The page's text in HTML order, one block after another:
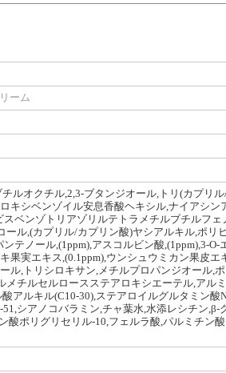
ーム
ルオクチル,2,3-ブタンジオール,トリ(カプリ
キシベンゾイル安息香酸ヘキシル,ナイアシン
ベンゾトリアゾリルテトラメチルブチルフ
ル,(カプリル/カプリン酸)ヤシアルキル,ポリ
テノール,(1ppm),アスコルビン酸,(1ppm),3-
果実エキス,(0.1ppm),ウンシュウミカン果皮エ
ル,トリシロキサン,メチルプロパンジオール,
チルセルロースステアロキシエーテル,アル
アルキル(C10-30),ステアロイルグルタミン酸
シアノコバラミン,チャ葉水,水添レシチン
酸ポリグリセリル-10,フェルラ酸,パルミチン